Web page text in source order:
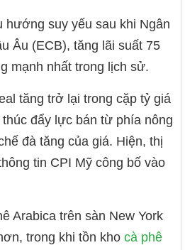
hướng suy yếu sau khi Ngân
Âu (ECB), tăng lãi suất 75
mạnh nhất trong lịch sử.
tăng trở lại trong cặp tỷ giá
đẩy lực bán từ phía nông
đà tăng của giá. Hiện, thị
tin CPI Mỹ công bố vào
Arabica trên sàn New York
trong khi tồn kho cà phê